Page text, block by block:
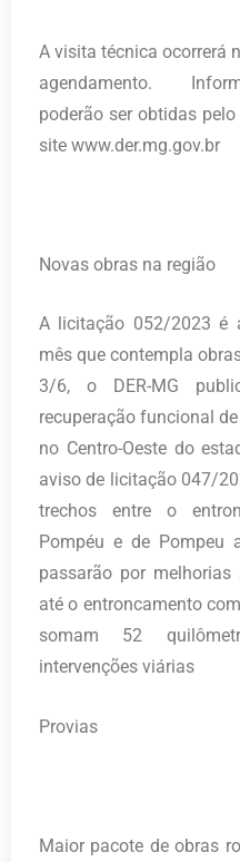
A visita técnica ocorrerá
agendamento.
poderão ser obtidas
site www.der.mg.gov.br
Novas obras na região
A licitação 052/2023 é
mês que contempla
3/6, o DER-MG
recuperação funcional
no Centro-Oeste do
aviso de licitação 047/
trechos entre o
Pompéu e de Pompeu
passarão por melhorias
até o entroncamento
somam 52
intervenções viárias
Provias
Maior pacote de obras